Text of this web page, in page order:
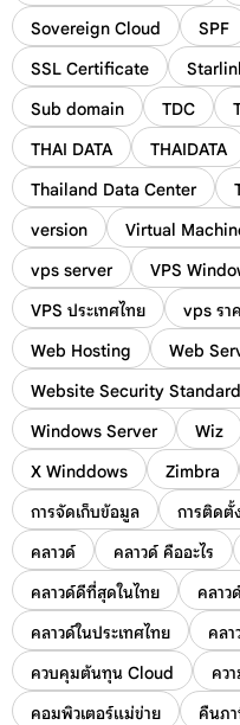
Sovereign Cloud
SPF
SSL Certificate
Sub domain
TDC
THAI DATA
THAIDATA
Thailand Data Center
version
Virtual
vps server
VPS
VPS ประเทศไทย
vps รา
Web Hosting
Web
Website Security Standard
Windows Server
Wiz
X Winddows
Zimbra
การจัดเก็บข้อมูล
การติดตั้
คลาวด์
คลาวด์ คืออะไร
คลาวด์ดีที่สุดในไทย
คลาว
คลาวด์ในประเทศไทย
คลา
ควบคุมต้นทุน Cloud
คว
คอมพิวเตอร์แม่ข่าย
คืนภ